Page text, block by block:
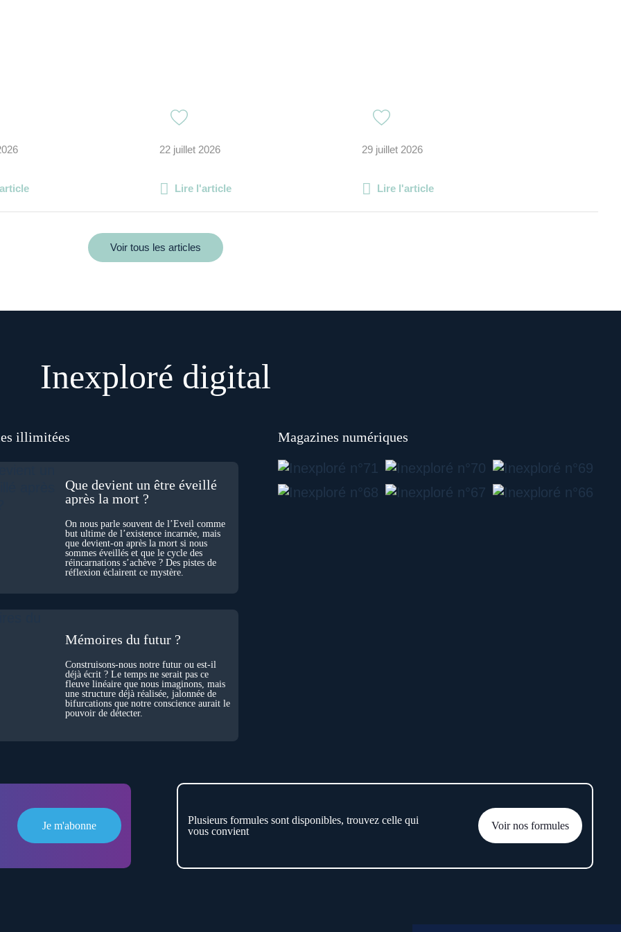
22 juillet 2026
Lire l'article
29 juillet 2026
Lire l'article
Voir tous les articles
Inexploré digital
illimitées
Que devient un être éveillé
après la mort ?
On nous parle souvent de l’Éveil comme
but ultime de l’existence incarnée, mais
que devient-on après la mort si nous
sommes éveillés et que le cycle des
réincarnations s’achève ? Des pistes de
réflexion éclairent ce mystère.
Mémoires du futur ?
Construisons-nous notre futur ou est-il
déjà écrit ? Le temps ne serait pas ce
fleuve linéaire que nous imaginons, mais
une structure déjà réalisée, jalonnée de
bifurcations que notre conscience aurait le
pouvoir de détecter.
Magazines numériques
Je m'abonne
Plusieurs formules sont disponibles, trouvez celle qui
vous convient
Voir nos formules